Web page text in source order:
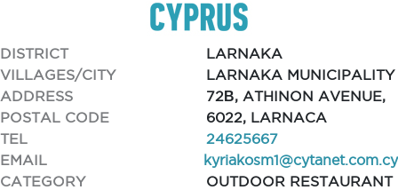
DISTRICT
LARNAKA
VILLAGES/CITY
LARNAKA MUNICIPALITY
ADDRESS
72Β, ATHINON AVENUE,
POSTAL CODE
6022, LARNACA
TEL
24625667
EMAIL
kyriakosm1@cytanet.com.cy
CATEGORY
OUTDOOR RESTAURANT